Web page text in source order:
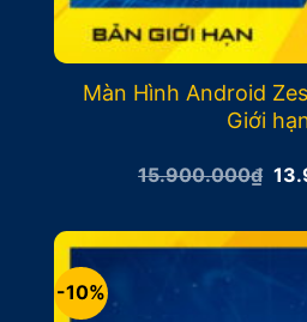
Màn Hình Android
Giới
15.900.000₫ Giá
-10%